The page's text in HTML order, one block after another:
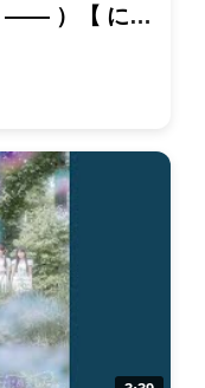
―― ）【 にじ
注意 】